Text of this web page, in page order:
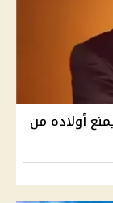
أولاده من